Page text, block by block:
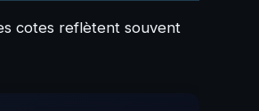
cotes reflètent souvent